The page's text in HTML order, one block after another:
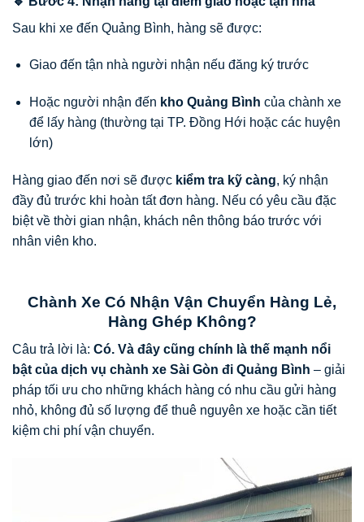
Sau khi xe đến Quảng Bình, hàng sẽ được:
Giao đến tận nhà người nhận nếu đăng ký trước
Hoặc người nhận đến kho Quảng Bình của chành xe
để lấy hàng (thường tại TP. Đồng Hới hoặc các huyện
lớn)
Hàng giao đến nơi sẽ được kiểm tra kỹ càng, ký nhận
đầy đủ trước khi hoàn tất đơn hàng. Nếu có yêu cầu đặc
biệt về thời gian nhận, khách nên thông báo trước với
nhân viên kho.
Chành Xe Có Nhận Vận Chuyển Hàng Lẻ,
Hàng Ghép Không?
Câu trả lời là: Có. Và đây cũng chính là thế mạnh nổi
bật của dịch vụ chành xe Sài Gòn đi Quảng Bình – giải
pháp tối ưu cho những khách hàng có nhu cầu gửi hàng
nhỏ, không đủ số lượng để thuê nguyên xe hoặc cần tiết
kiệm chi phí vận chuyển.